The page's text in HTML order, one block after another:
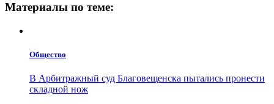
Материалы по теме:
Общество
В Арбитражный суд Благовещенска пытались пронести
складной нож